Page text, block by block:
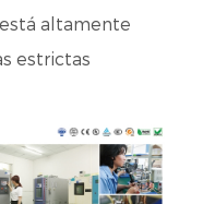
altamente
estrictas